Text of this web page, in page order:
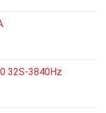
32S-3840Hz